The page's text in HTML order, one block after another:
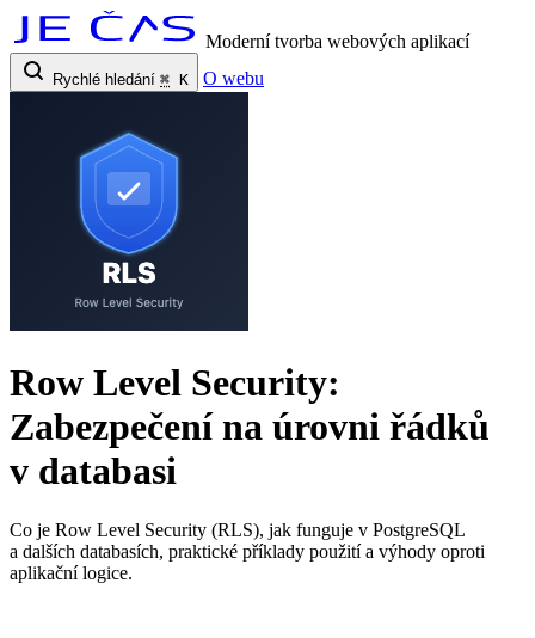
Moderní tvorba webových aplikací
Rychlé hledání ⌘ K O webu
Row Level Security:
Zabezpečení na úrovni řádků
v databasi
Co je Row Level Security (RLS), jak funguje v PostgreSQL
a dalších databasích, praktické příklady použití a výhody oproti
aplikační logice.